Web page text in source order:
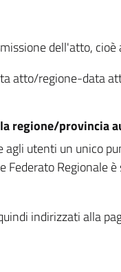
dell'atto,
atto/regione-data
regione/provincia
utenti un unico
Regionale
indirizzati alla